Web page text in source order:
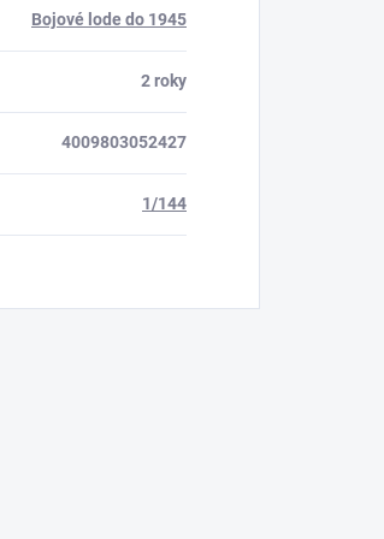
Bojové lode do 1945
2 roky
4009803052427
1/144